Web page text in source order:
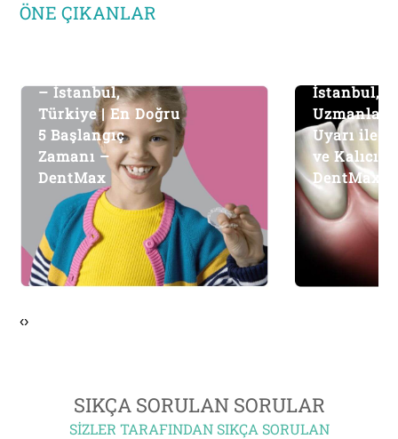
ÖNE ÇIKANLAR
– İstanbul,
Türkiye | En Doğru
5 Başlangıç
Zamanı –
DentMax
İstanbul,
Uyarı ile
ve Kalıcı
DentMax
‹›
SIKÇA SORULAN SORULAR
SIZLER TARAFINDAN SIKÇA SORULAN